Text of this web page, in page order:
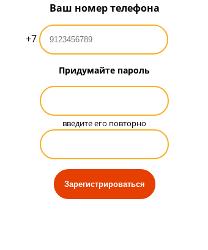
Ваш номер телефона
+7
Придумайте пароль
введите его повторно